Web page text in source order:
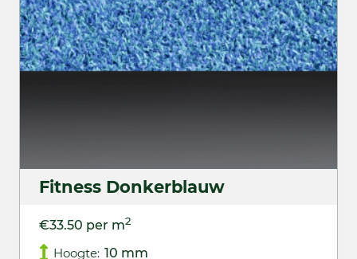
Fitness Donkerblauw
€33.50 per m2
Hoogte: 10 mm